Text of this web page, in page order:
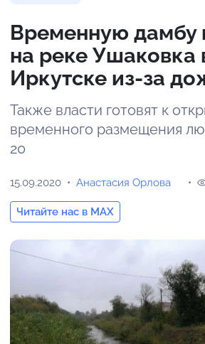
Временную дамбу
на реке Ушаковка
Иркутске из-за
Также власти готовят к
временного размещения
20
15.09.2020 Анастасия Орлова
Читайте нас в MAX